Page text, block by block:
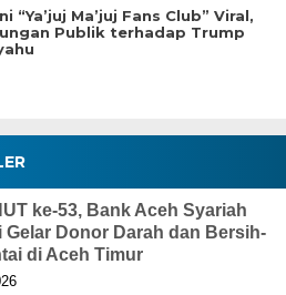
“Ya’juj Ma’juj Fans Club” Viral,
Publik terhadap Trump
ke-53, Bank Aceh Syariah
Gelar Donor Darah dan Bersih-
di Aceh Timur